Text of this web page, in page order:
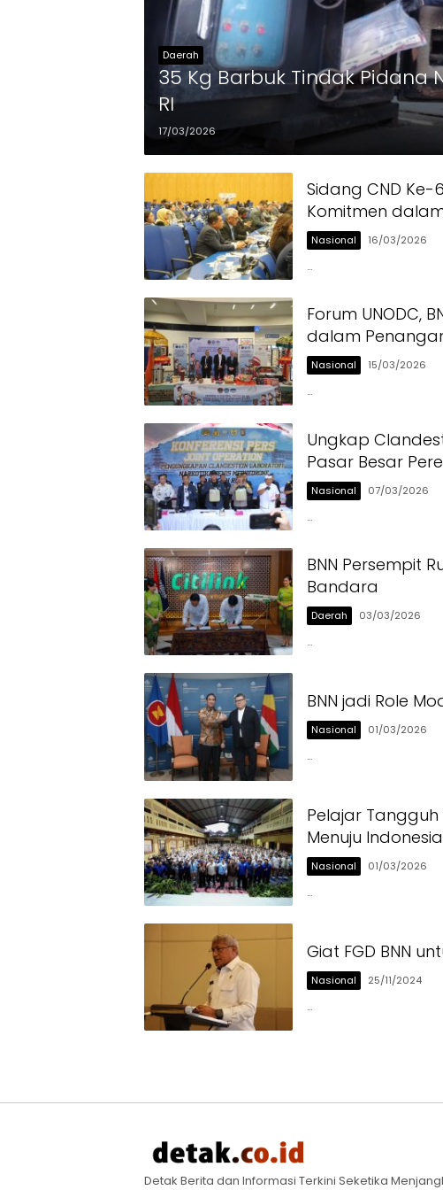
Daerah
35 Kg Barbuk Tindak Pidana
RI
17/03/2026
Sidang CND Ke-
Komitmen
Nasional 16/03/2026
…
Forum UNODC,
dalam
Nasional 15/03/2026
…
Ungkap
Pasar Besar
Nasional 07/03/2026
…
BNN Persempit
Bandara
Daerah 03/03/2026
…
BNN jadi Role
Nasional 01/03/2026
…
Pelajar
Menuju
Nasional 01/03/2026
…
Giat FGD BNN
Nasional 25/11/2024
…
Detak Berita dan Informasi Terkini Seketika